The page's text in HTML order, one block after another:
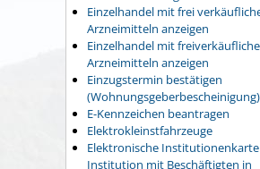
Einzelhandel mit frei
Arzneimitteln anzeigen
Einzelhandel mit
Arzneimitteln anzeigen
Einzugstermin bestätigen
(Wohnungsgeberbescheinigung)
E-Kennzeichen beantragen
Elektrokleinstfahrzeuge
Elektronische Institutionenkarte
Institution mit Beschäftigten in